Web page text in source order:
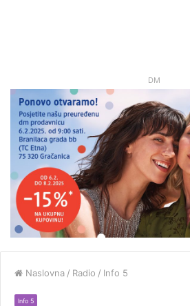
DM
Naslovna / Radio / Info 5
Info 5